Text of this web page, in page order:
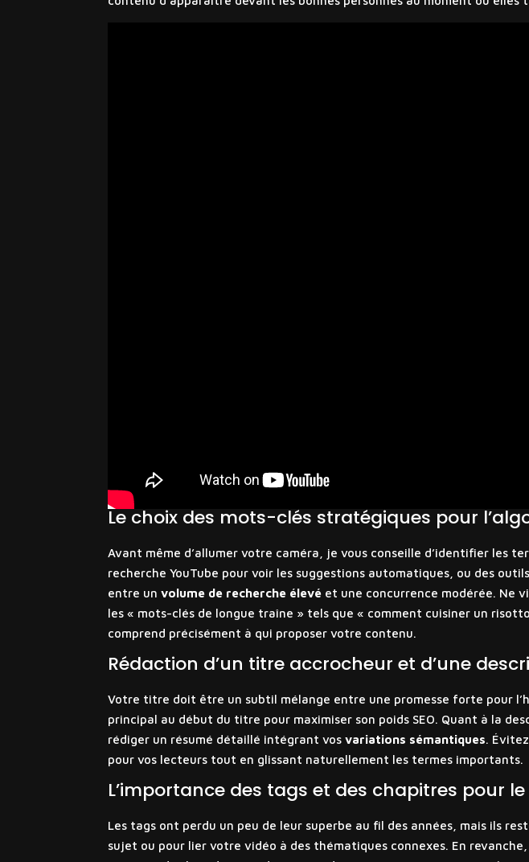
Le choix des mots-clés stratégiques pour
Avant même d’allumer votre caméra, je vous conseille d’identifier les
recherche YouTube pour voir les suggestions automatiques, ou des
entre unvolume de recherche élevé et une concurrence modérée. Ne
les « mots-clés de longue traîne » tels que « comment cuisiner un
comprend précisément à qui proposer votre contenu.
Rédaction d’un titre accrocheur et d’une
Votre titre doit être un subtil mélange entre une promesse forte pour
principal au début du titre pour maximiser son poids SEO. Quant à la
rédiger un résumé détaillé intégrant vosvariations sémantiques.
pour vos lecteurs tout en glissant naturellement les termes importants.
L’importance des tags et des chapitres pour
Les tags ont perdu un peu de leur superbe au fil des années, mais ils
sujet ou pour lier votre vidéo à des thématiques connexes. En